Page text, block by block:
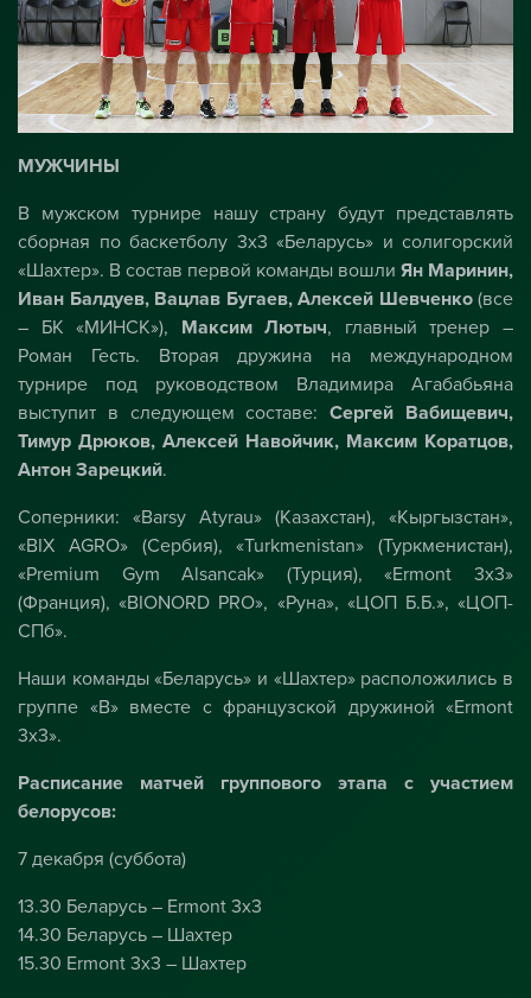
МУЖЧИНЫ
В мужском турнире нашу страну будут представлять
сборная по баскетболу 3х3 «Беларусь» и солигорский
«Шахтер». В состав первой команды вошли Ян Маринин,
Иван Балдуев, Вацлав Бугаев, Алексей Шевченко (все
– БК «МИНСК»),
Максим Лютыч, главный тренер –
Роман Гесть. Вторая дружина на международном
турнире под руководством Владимира Агабабьяна
выступит в следующем составе: Сергей Вабищевич,
Тимур Дрюков, Алексей Навойчик, Максим Коратцов,
Антон Зарецкий.
Соперники: «Barsy Atyrau» (Казахстан), «Кыргызстан»,
«BIX AGRO» (Сербия), «Turkmenistan» (Туркменистан),
«Premium Gym Alsancak» (Турция), «Ermont 3x3»
(Франция), «BIONORD PRO», «Руна», «ЦОП Б.Б.», «ЦОП-
СПб».
Наши команды «Беларусь» и «Шахтер» расположились в
группе «В» вместе с французской дружиной «Ermont
3x3».
Расписание матчей группового этапа с участием
белорусов:
7 декабря (суббота)
13.30 Беларусь – Ermont 3x3
14.30 Беларусь – Шахтер
15.30 Ermont 3x3 – Шахтер